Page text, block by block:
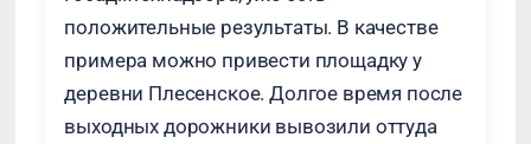
положительные результаты. В качестве
примера можно привести площадку у
деревни Плесенское. Долгое время после
выходных дорожники вывозили оттуда